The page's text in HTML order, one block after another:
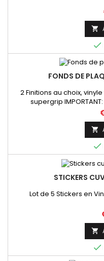


FONDS DE
2 Finitions au choix,
supergrip
dimensions précises par


STICKERS
Lot de 5 Stickers en

